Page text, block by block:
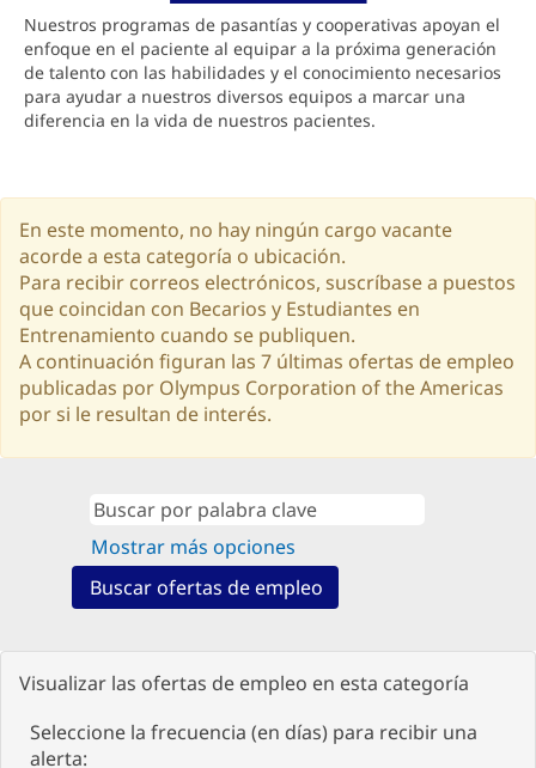
Nuestros programas de pasantías y cooperativas apoyan el
enfoque en el paciente al equipar a la próxima generación
de talento con las habilidades y el conocimiento necesarios
para ayudar a nuestros diversos equipos a marcar una
diferencia en la vida de nuestros pacientes.
En este momento, no hay ningún cargo vacante
acorde a esta categoría o ubicación.
Para recibir correos electrónicos, suscríbase a puestos
que coincidan con Becarios y Estudiantes en
Entrenamiento cuando se publiquen.
A continuación figuran las 7 últimas ofertas de empleo
publicadas por Olympus Corporation of the Americas
por si le resultan de interés.
Mostrar más opciones
Visualizar las ofertas de empleo en esta categoría
Seleccione la frecuencia (en días) para recibir una
alerta: